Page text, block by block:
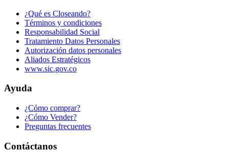
¿Qué es Closeando?
Términos y condiciones
Responsabilidad Social
Tratamiento Datos Personales
Autorización datos personales
Aliados Estratégicos
www.sic.gov.co
Ayuda
¿Cómo comprar?
¿Cómo Vender?
Preguntas frecuentes
Contáctanos